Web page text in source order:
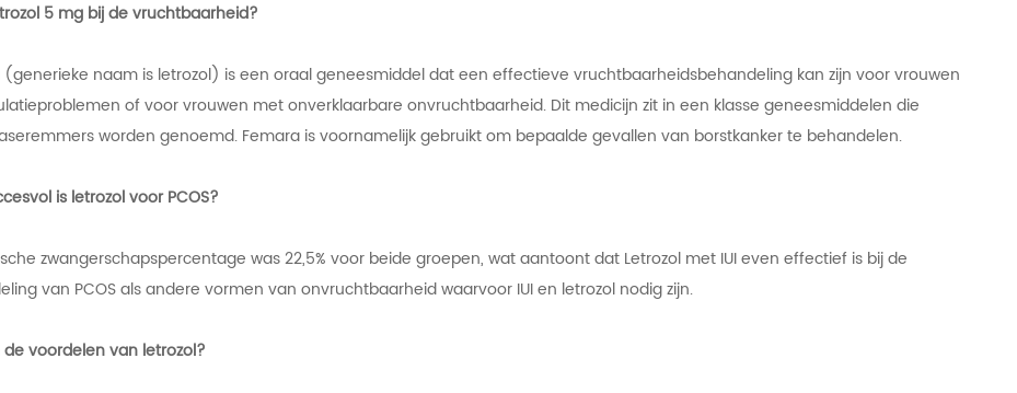
5 mg bij de vruchtbaarheid?
(generieke naam is letrozol) is een oraal geneesmiddel dat een effectieve vruchtbaarheidsbehandeling kan zijn voor vrouwen
of voor vrouwen met onverklaarbare onvruchtbaarheid. Dit medicijn zit in een klasse geneesmiddelen die
worden genoemd. Femara is voornamelijk gebruikt om bepaalde gevallen van borstkanker te behandelen.
is letrozol voor PCOS?
zwangerschapspercentage was 22,5% voor beide groepen, wat aantoont dat Letrozol met IUI even effectief is bij de
van PCOS als andere vormen van onvruchtbaarheid waarvoor IUI en letrozol nodig zijn.
de voordelen van letrozol?